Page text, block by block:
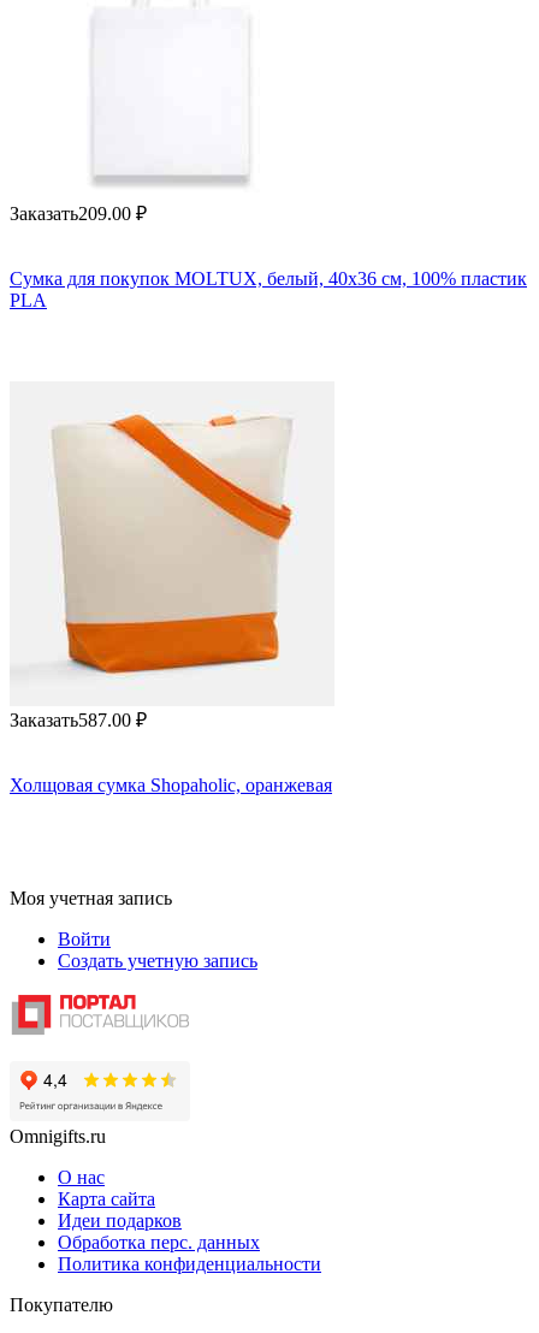
Заказать209.00 ₽
Сумка для покупок MOLTUX, белый, 40x36 см, 100% пластик
PLA
Заказать587.00 ₽
Холщовая сумка Shopaholic, оранжевая
Моя учетная запись
Войти
Создать учетную запись
Omnigifts.ru
О нас
Карта сайта
Идеи подарков
Обработка перс. данных
Политика конфиденциальности
Покупателю